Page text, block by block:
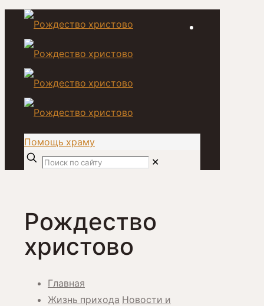
Помощь храму
✕
Рождество
христово
Главная
Жизнь прихода Новости и